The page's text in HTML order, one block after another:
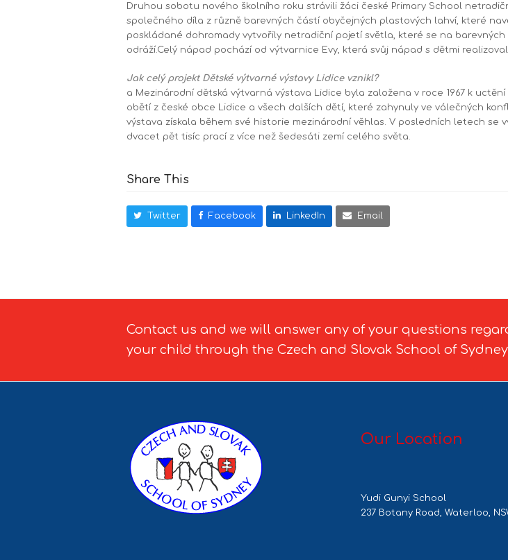
Druhou sobotu nového školního roku strávili žáci české Primary School
společného díla z různě barevných částí obyčejných plastových lahví, které
poskládané dohromady vytvořily netradiční pojetí světla, které se na barevných
odráží.Celý nápad pochází od výtvarnice Evy, která svůj nápad s dětmi
Jak celý projekt Dětské výtvarné výstavy Lidice vznikl?
a Mezinárodní dětská výtvarná výstava Lidice byla založena v roce 1967 k
obětí z české obce Lidice a všech dalších dětí, které zahynuly ve válečných
výstava získala během své historie mezinárodní věhlas. V posledních letech se
dvacet pět tisíc prací z více než šedesáti zemí celého světa.
Share This
Twitter Facebook LinkedIn Email
Contact us and we will answer any of your questions
your child through the Czech and Slovak School of
Our Location
Yudi Gunyi School
237 Botany Road, Waterloo,